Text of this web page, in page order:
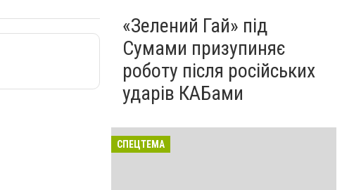
«Зелений Гай» під
Сумами призупиняє
роботу після російських
ударів КАБами
СПЕЦТЕМА